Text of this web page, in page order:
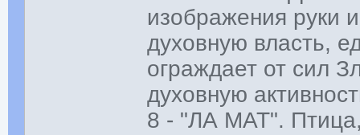
изображения руки
духовную власть,
ограждает от сил
духовную
8 - "ЛА МАТ".